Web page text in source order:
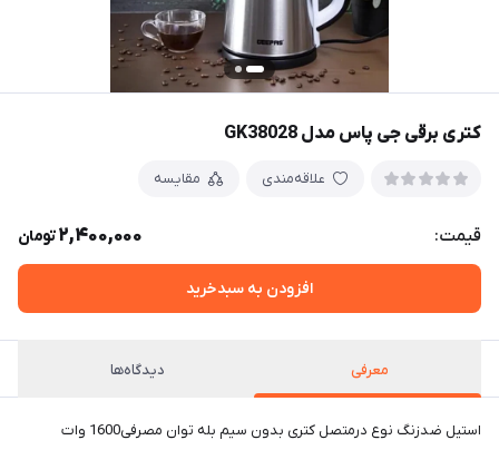
کتری برقی جی پاس مدل GK38028
علاقه‌مندی مقایسه
قیمت: 2,400,000تومان
افزودن به سبدخرید
معرفی دیدگاه‌ها
استیل ضدزنگ نوع درمتصل کتری بدون سیم بله توان مصرفی1600 وات